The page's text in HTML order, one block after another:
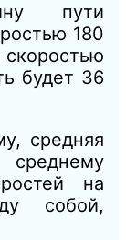
пути
180
будет 36
средняя
на
собой,